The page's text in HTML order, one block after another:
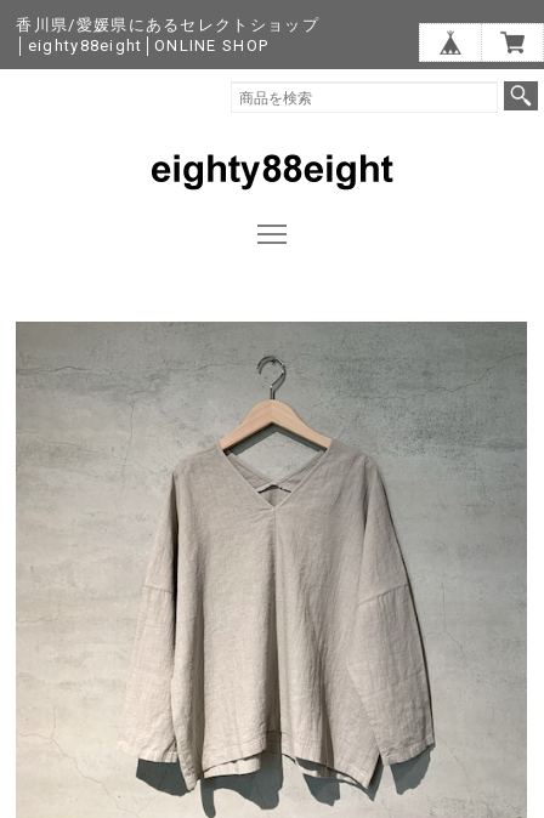
香川県/愛媛県にあるセレクトショップ
│eighty88eight│ONLINE SHOP